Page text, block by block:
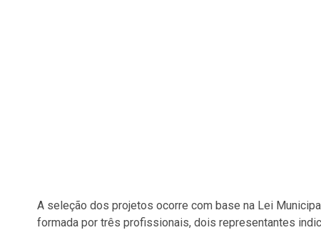
A seleção dos projetos ocorre com base na Lei
formada por três profissionais, dois representantes